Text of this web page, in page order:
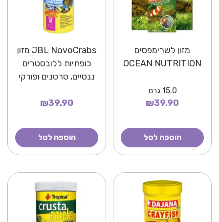
מזון לשרימפסים
OCEAN NUTRITION
15.0 גרם
₪39.90
הוספה לסל
JBL NovoCrabs מזון
כופתיות ללובסטרים
ננסיים, סרטנים ופורקי
₪39.90
הוספה לסל